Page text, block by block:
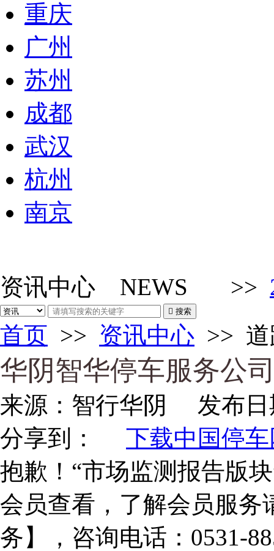
重庆
广州
苏州
成都
武汉
杭州
南京
资讯中心 NEWS >>
 搜索
首页 >> 资讯中心 >>
华阴智华停车服务公
来源： 智行华阴
发布日
分享到：
下载中国停车
抱歉！“市场监测报告版
会员查看，了解会员服务
务】，咨询电话：0531-